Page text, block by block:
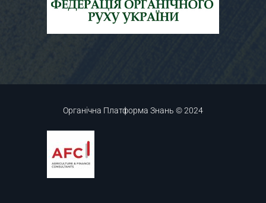
Органічна Платформа Знань © 2024